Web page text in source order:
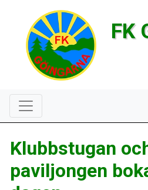
FK
Klubbstugan
paviljongen